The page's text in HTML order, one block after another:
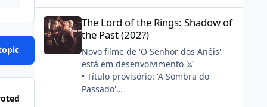
The Lord of the Rings: Shadow of the Past (202?)
The Lord of the Rings: Shadow of
the Past (202?)
Novo filme de 'O Senhor dos Anéis'
está em desenvolvimento ⚔️
• Título provisório: 'A Sombra do
Passado'